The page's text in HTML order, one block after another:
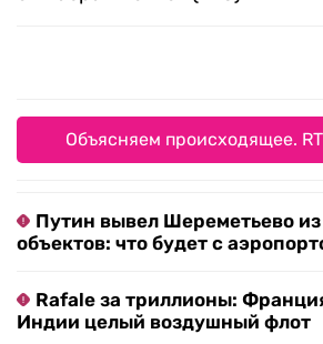
Объясняем происходящее.
Путин вывел Шереметьево из
объектов: что будет с
Rafale за триллионы:
Индии целый воздушный флот